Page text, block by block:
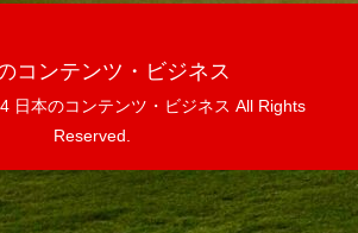
コンテンツ・ビジネス
日本のコンテンツ・ビジネス All Rights
Reserved.